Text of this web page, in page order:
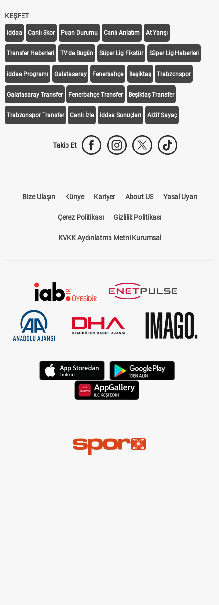
KEŞFET
iddaa Canlı Skor Puan Durumu Canlı Anlatım At Yarışı
Transfer Haberleri TV'de Bugün Süper Lig Fikstür Süper Lig Haberleri
iddaa Programı Galatasaray Fenerbahçe Beşiktaş Trabzonspor
Galatasaray Transfer Fenerbahçe Transfer Beşiktaş Transfer
Trabzonspor Transfer Canlı İzle iddaa Sonuçları Aktif Sayaç
Takip Et
Bize Ulaşın Künye Kariyer About US Yasal Uyarı
Çerez Politikası Gizlilik Politikası
KVKK Aydınlatma Metni Kurumsal